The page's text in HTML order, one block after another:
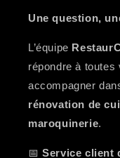
Une question,
L’équipe
répondre à
accompagner
rénovation de
maroquinerie.
📅Service client